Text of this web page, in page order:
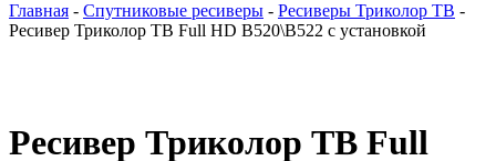
Главная - Спутниковые ресиверы - Ресиверы Триколор ТВ -
Ресивер Триколор ТВ Full HD B520\B522 с установкой
Ресивер Триколор ТВ Full